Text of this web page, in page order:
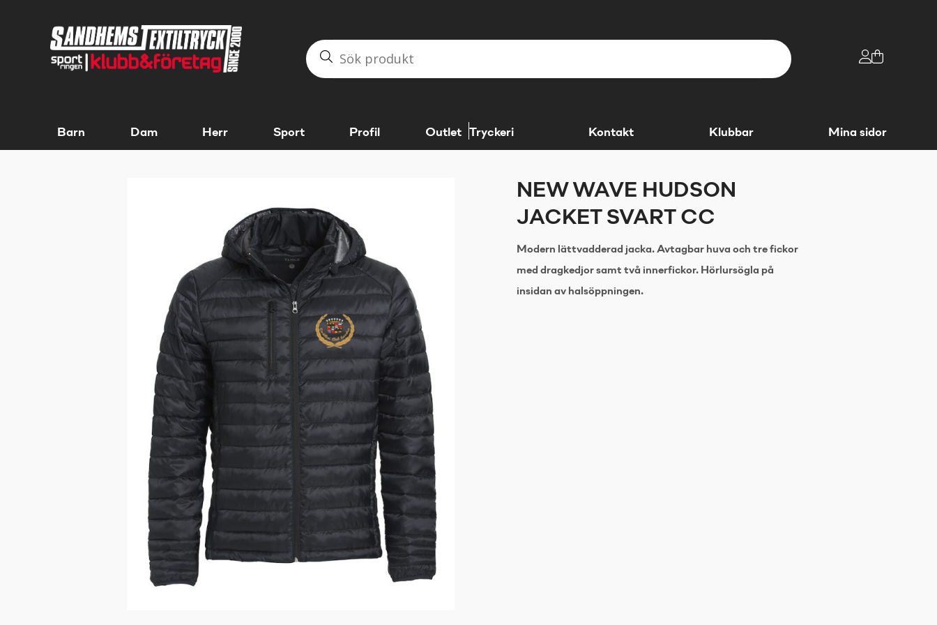
Barn Dam Herr Sport Profil Outlet Tryckeri Kontakt Klubbar Mina sidor
NEW WAVE HUDSON
JACKET SVART CC
Modern lättvadderad jacka. Avtagbar huva och tre fickor
med dragkedjor samt två innerfickor. Hörlursögla på
insidan av halsöppningen.